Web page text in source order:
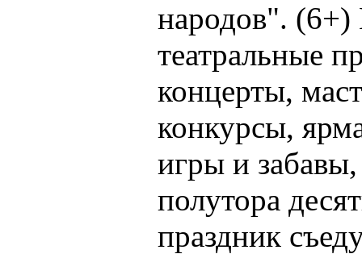
народов".
театральные
концерты,
конкурсы,
игры и
полутора
праздник